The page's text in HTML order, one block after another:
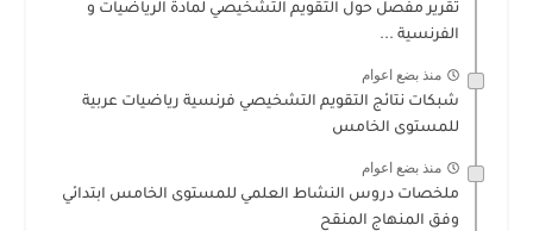
تقرير مفصل حول التقويم التشخيصي لمادة الرياضيات و
الفرنسية ...
منذ بضع اعوام
شبكات نتائج التقويم التشخيصي فرنسية رياضيات عربية
للمستوى الخامس
منذ بضع اعوام
ملخصات دروس النشاط العلمي للمستوى الخامس ابتدائي
وفق المنهاج المنقح